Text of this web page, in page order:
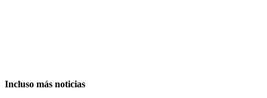
Incluso más noticias